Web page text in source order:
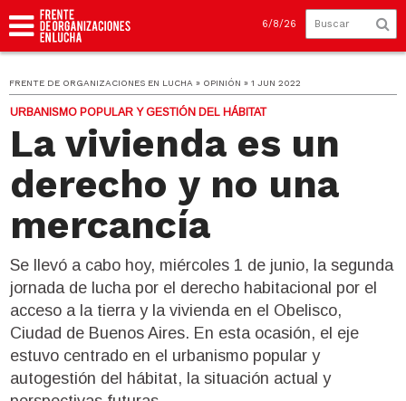
6/8/26
FRENTE DE ORGANIZACIONES EN LUCHA » OPINIÓN » 1 JUN 2022
URBANISMO POPULAR Y GESTIÓN DEL HÁBITAT
La vivienda es un
derecho y no una
mercancía
Se llevó a cabo hoy, miércoles 1 de junio, la segunda
jornada de lucha por el derecho habitacional por el
acceso a la tierra y la vivienda en el Obelisco,
Ciudad de Buenos Aires. En esta ocasión, el eje
estuvo centrado en el urbanismo popular y
autogestión del hábitat, la situación actual y